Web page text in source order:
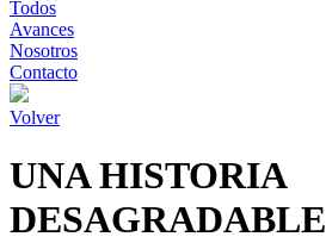
Todos
Avances
Nosotros
Contacto
Volver
UNA HISTORIA
DESAGRADABLE